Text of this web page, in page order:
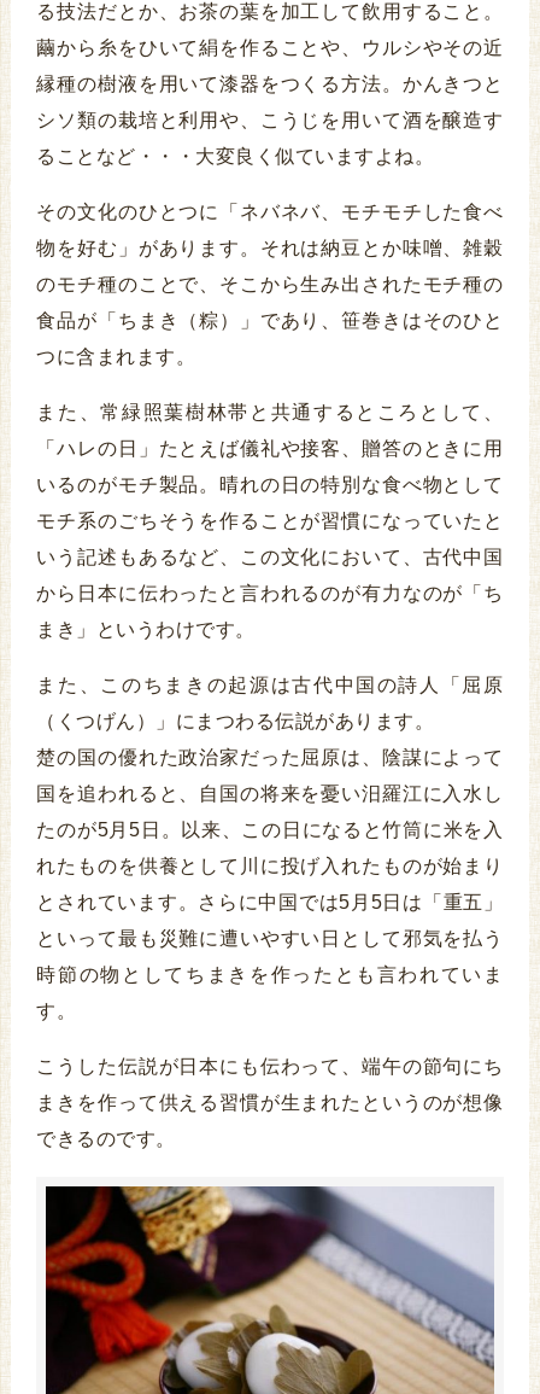
る技法だとか、お茶の葉を加工して飲用すること。
繭から糸をひいて絹を作ることや、ウルシやその近
縁種の樹液を用いて漆器をつくる方法。かんきつと
シソ類の栽培と利用や、こうじを用いて酒を醸造す
ることなど・・・大変良く似ていますよね。
その文化のひとつに「ネバネバ、モチモチした食べ
物を好む」があります。それは納豆とか味噌、雑穀
のモチ種のことで、そこから生み出されたモチ種の
食品が「ちまき（粽）」であり、笹巻きはそのひと
つに含まれます。
また、常緑照葉樹林帯と共通するところとして、
「ハレの日」たとえば儀礼や接客、贈答のときに用
いるのがモチ製品。晴れの日の特別な食べ物として
モチ系のごちそうを作ることが習慣になっていたと
いう記述もあるなど、この文化において、古代中国
から日本に伝わったと言われるのが有力なのが「ち
まき」というわけです。
また、このちまきの起源は古代中国の詩人「屈原
（くつげん）」にまつわる伝説があります。
楚の国の優れた政治家だった屈原は、陰謀によって
国を追われると、自国の将来を憂い汨羅江に入水し
たのが5月5日。以来、この日になると竹筒に米を入
れたものを供養として川に投げ入れたものが始まり
とされています。さらに中国では5月5日は「重五」
といって最も災難に遭いやすい日として邪気を払う
時節の物としてちまきを作ったとも言われていま
す。
こうした伝説が日本にも伝わって、端午の節句にち
まきを作って供える習慣が生まれたというのが想像
できるのです。